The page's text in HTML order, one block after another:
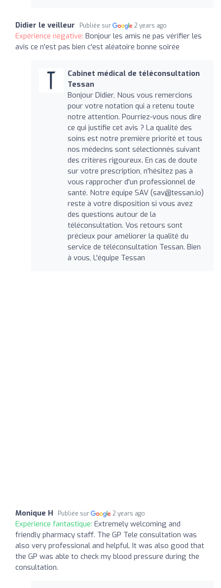
Didier le veilleur Publiée sur 2 years ago
Expérience négative: Bonjour les amis ne pas vérifier les
avis ce n'est pas bien c'est aléatoire bonne soirée
Cabinet médical de téléconsultation
Tessan
Bonjour Didier, Nous vous remercions
pour votre notation qui a retenu toute
notre attention. Pourriez-vous nous dire
ce qui justifie cet avis ? La qualité des
soins est notre première priorité et tous
nos médecins sont sélectionnés suivant
des critères rigoureux. En cas de doute
sur votre prescription, n'hésitez pas à
vous rapprocher d'un professionnel de
santé. Notre équipe SAV (sav@tessan.io)
reste à votre disposition si vous avez
des questions autour de la
téléconsultation. Vos retours sont
précieux pour améliorer la qualité du
service de téléconsultation Tessan. Bien
à vous, L'équipe Tessan
Monique H Publiée sur 2 years ago
Expérience fantastique: Extremely welcoming and
friendly pharmacy staff. The GP Tele consultation was
also very professional and helpful. It was also good that
the GP was able to check my blood pressure during the
consultation.